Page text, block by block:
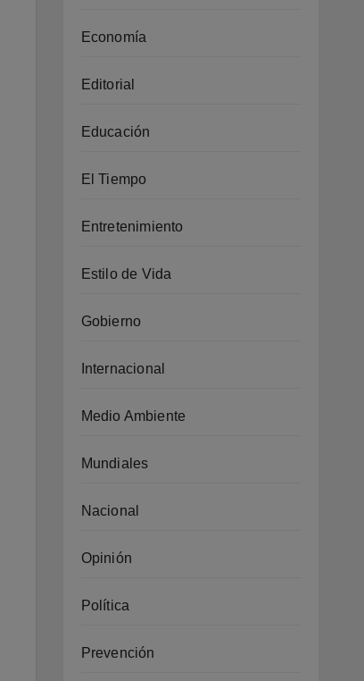
Economía
Editorial
Educación
El Tiempo
Entretenimiento
Estilo de Vida
Gobierno
Internacional
Medio Ambiente
Mundiales
Nacional
Opinión
Política
Prevención